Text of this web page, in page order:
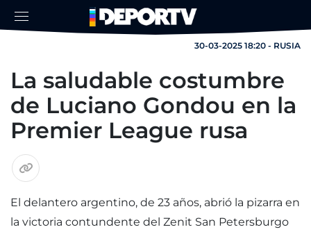
30-03-2025 18:20 - RUSIA
La saludable costumbre
de Luciano Gondou en la
Premier League rusa
El delantero argentino, de 23 años, abrió la pizarra en
la victoria contundente del Zenit San Petersburgo